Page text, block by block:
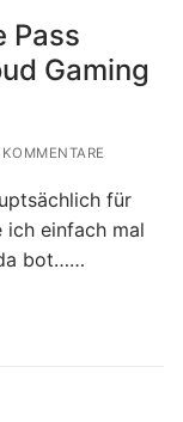
Pass
Gaming
für
ich einfach mal
bot……